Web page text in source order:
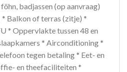
badjassen (op aanvraag)
Balkon of terras (zitje) *
* Oppervlakte tussen 48 en
* Airconditioning *
tegen betaling * Eet- en
en theefaciliteiten *